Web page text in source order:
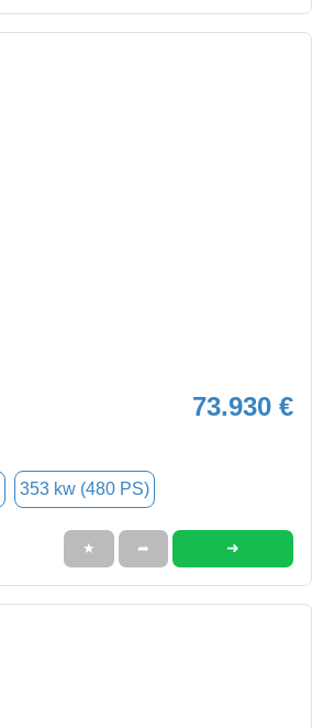
73.930 €
353 kw (480 PS)
★ ➦ ➜